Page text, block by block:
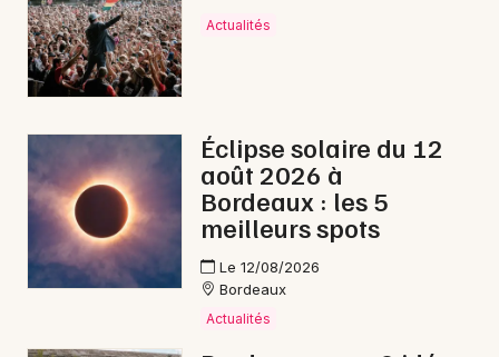
Actualités
Éclipse solaire du 12
août 2026 à
Bordeaux : les 5
meilleurs spots
Le 12/08/2026
Bordeaux
Actualités